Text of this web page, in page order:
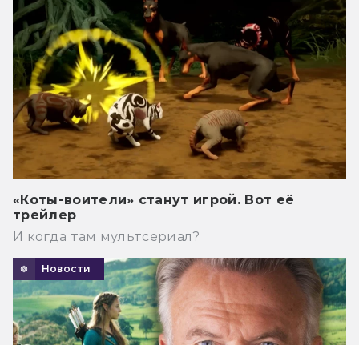
«Коты-воители» станут игрой. Вот её
трейлер
И когда там мультсериал?
Новости